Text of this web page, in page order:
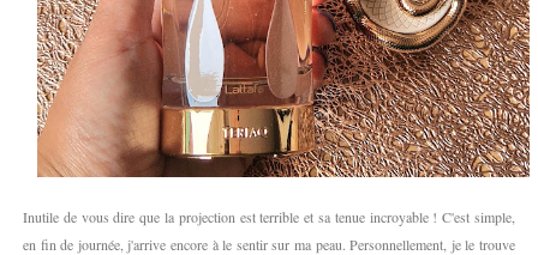
Inutile de vous dire que la projection est terrible et sa tenue incroyable ! C'est simple,
en fin de journée, j'arrive encore à le sentir sur ma peau. Personnellement, je le trouve